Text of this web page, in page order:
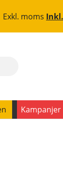
Exkl. moms
Kampanjer